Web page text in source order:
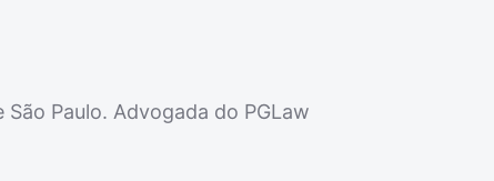
Paulo. Advogada do PGLaw